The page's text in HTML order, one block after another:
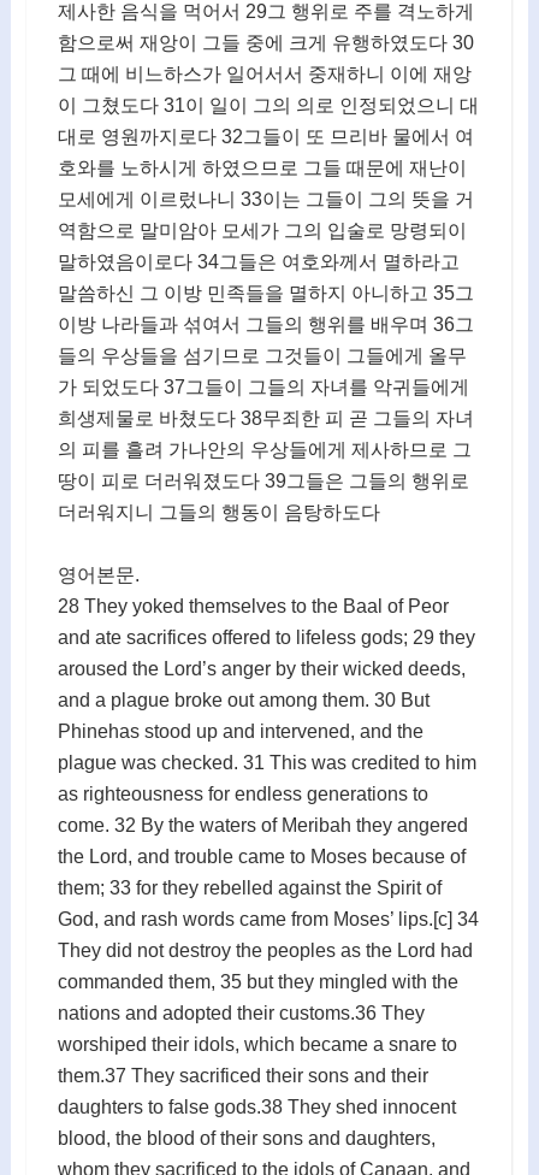
제사한 음식을 먹어서 29그 행위로 주를 격노하게
함으로써 재앙이 그들 중에 크게 유행하였도다 30
그 때에 비느하스가 일어서서 중재하니 이에 재앙
이 그쳤도다 31이 일이 그의 의로 인정되었으니 대
대로 영원까지로다 32그들이 또 므리바 물에서 여
호와를 노하시게 하였으므로 그들 때문에 재난이
모세에게 이르렀나니 33이는 그들이 그의 뜻을 거
역함으로 말미암아 모세가 그의 입술로 망령되이
말하였음이로다 34그들은 여호와께서 멸하라고
말씀하신 그 이방 민족들을 멸하지 아니하고 35그
이방 나라들과 섞여서 그들의 행위를 배우며 36그
들의 우상들을 섬기므로 그것들이 그들에게 올무
가 되었도다 37그들이 그들의 자녀를 악귀들에게
희생제물로 바쳤도다 38무죄한 피 곧 그들의 자녀
의 피를 흘려 가나안의 우상들에게 제사하므로 그
땅이 피로 더러워졌도다 39그들은 그들의 행위로
더러워지니 그들의 행동이 음탕하도다
영어본문.
28 They yoked themselves to the Baal of Peor
and ate sacrifices offered to lifeless gods; 29 they
aroused the Lord’s anger by their wicked deeds,
and a plague broke out among them. 30 But
Phinehas stood up and intervened, and the
plague was checked. 31 This was credited to him
as righteousness for endless generations to
come. 32 By the waters of Meribah they angered
the Lord, and trouble came to Moses because of
them; 33 for they rebelled against the Spirit of
God, and rash words came from Moses’ lips.[c] 34
They did not destroy the peoples as the Lord had
commanded them, 35 but they mingled with the
nations and adopted their customs.36 They
worshiped their idols, which became a snare to
them.37 They sacrificed their sons and their
daughters to false gods.38 They shed innocent
blood, the blood of their sons and daughters,
whom they sacrificed to the idols of Canaan, and